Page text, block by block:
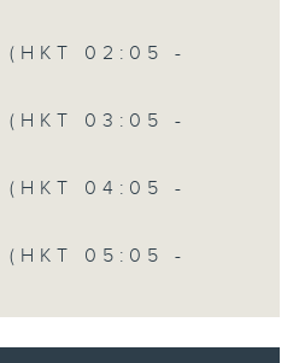
(HKT 02:05 -
(HKT 03:05 -
(HKT 04:05 -
(HKT 05:05 -